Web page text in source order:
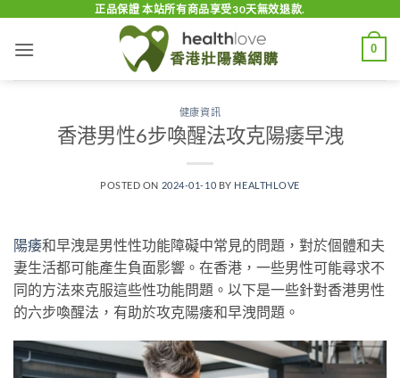
content
正品保證 本站所有商品享受30天無效退款.
0
健康資訊
香港男性6步喚醒法攻克陽痿早洩
POSTED ON 2024-01-10 BY HEALTHLOVE
陽痿和早洩是男性性功能障礙中常見的問題，對於個體和夫
妻生活都可能產生負面影響。在香港，一些男性可能尋求不
同的方法來克服這些性功能問題。以下是一些針對香港男性
的六步喚醒法，有助於攻克陽痿和早洩問題。